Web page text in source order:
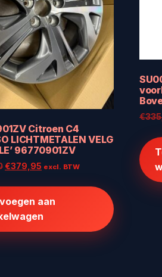
Citroen C4
LICHTMETALEN VELG
96770901ZV
Oorspronkelijke
€503,80.
€379,95 Huidige
€379,95.
excl. BTW
aan
€